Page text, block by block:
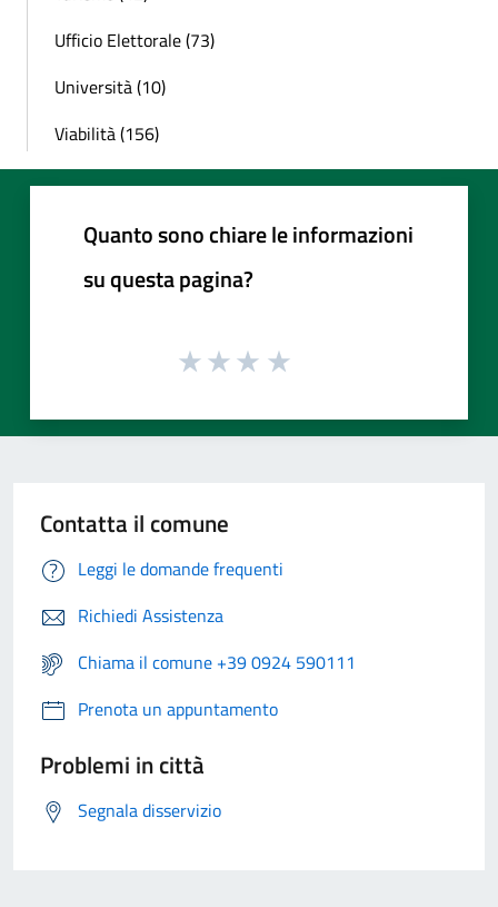
Ufficio Elettorale (73)
Università (10)
Viabilità (156)
Quanto sono chiare le informazioni
su questa pagina?
Contatta il comune
Leggi le domande frequenti
Richiedi Assistenza
Chiama il comune +39 0924 590111
Prenota un appuntamento
Problemi in città
Segnala disservizio